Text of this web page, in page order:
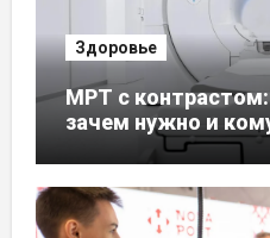
Здоровье
МРТ с контрастом:
зачем нужно и